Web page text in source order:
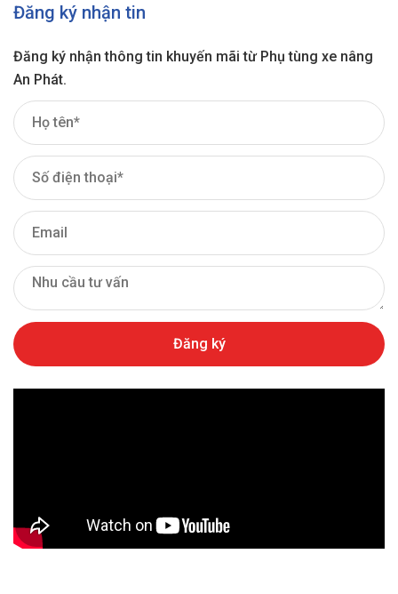
Đăng ký nhận tin
Đăng ký nhận thông tin khuyến mãi từ Phụ tùng xe nâng
An Phát.